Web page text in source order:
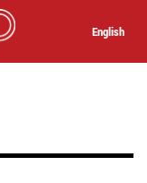
English